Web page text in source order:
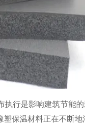
行是影响建筑节能
保温材料正在不断